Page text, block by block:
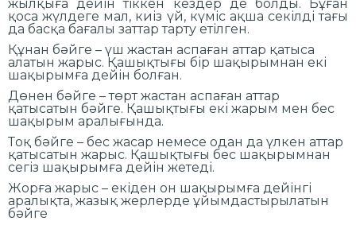
жылқыға дейін тіккен кездер де болды. Бұған
қоса жүлдеге мал, киіз үй, күміс ақша секілді тағы
да басқа бағалы заттар тарту етілген.
Құнан бәйге – үш жастан аспаған аттар қатыса
алатын жарыс. Қашықтығы бір шақырымнан екі
шақырымға дейін болған.
Дөнен бәйге – төрт жастан аспаған аттар
қатысатын бәйге. Қашықтығы екі жарым мен бес
шақырым аралығында.
Тоқ бәйге – бес жасар немесе одан да үлкен аттар
қатысатын жарыс. Қашықтығы бес шақырымнан
сегіз шақырымға дейін жетеді.
Жорға жарыс – екіден он шақырымға дейінгі
аралықта, жазық жерлерде ұйымдастырылатын
бәйге